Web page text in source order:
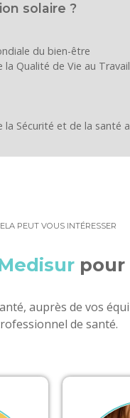
solaire ?
du bien-être
la Qualité de Vie au Travail
la Sécurité et de la santé
PEUT VOUS INTÉRESSER
pour
auprès de vos
de santé.